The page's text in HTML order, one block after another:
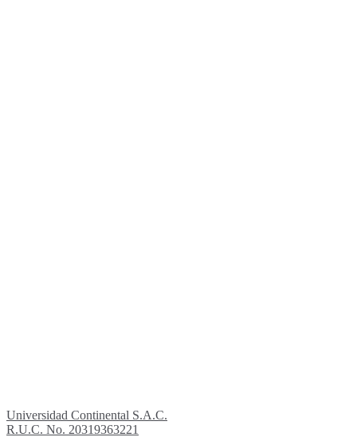
Universidad Continental S.A.C.
R.U.C. No. 20319363221